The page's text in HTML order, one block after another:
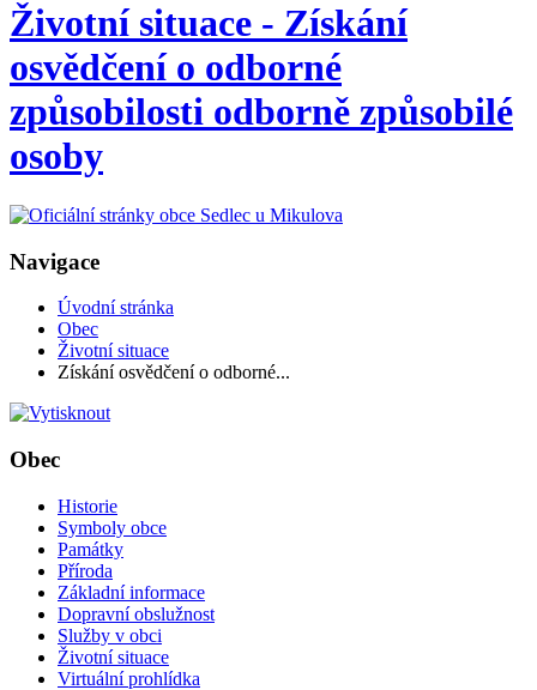
Životní situace - Získání
osvědčení o odborné
způsobilosti odborně způsobilé
osoby
Navigace
Úvodní stránka
Obec
Životní situace
Získání osvědčení o odborné...
Obec
Historie
Symboly obce
Památky
Příroda
Základní informace
Dopravní obslužnost
Služby v obci
Životní situace
Virtuální prohlídka